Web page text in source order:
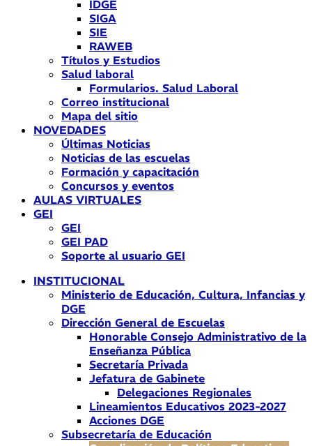
IDGE
SIGA
SIE
RAWEB
Títulos y Estudios
Salud laboral
Formularios. Salud Laboral
Correo institucional
Mapa del sitio
NOVEDADES
Últimas Noticias
Noticias de las escuelas
Formación y capacitación
Concursos y eventos
AULAS VIRTUALES
GEI
GEI
GEI PAD
Soporte al usuario GEI
INSTITUCIONAL
Ministerio de Educación, Cultura, Infancias y
DGE
Dirección General de Escuelas
Honorable Consejo Administrativo de la
Enseñanza Pública
Secretaría Privada
Jefatura de Gabinete
Delegaciones Regionales
Lineamientos Educativos 2023-2027
Acciones DGE
Subsecretaría de Educación